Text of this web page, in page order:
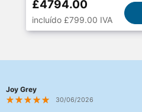
£4794.00
incluído £799.00 IVA
Joy Grey
30/06/2026